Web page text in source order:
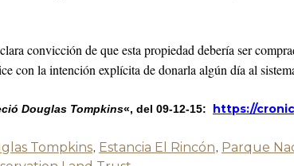
convicción de que esta propiedad debería ser
con la intención explícita de donarla algún día al
Douglas Tompkins«, del 09-12-15: https://
Tompkins, Estancia El Rincón, Parque